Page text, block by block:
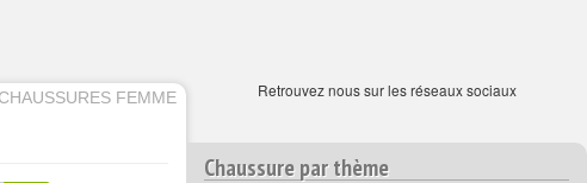
FEMME
Chaussure par thème
Retrouvez nous sur les réseaux sociaux